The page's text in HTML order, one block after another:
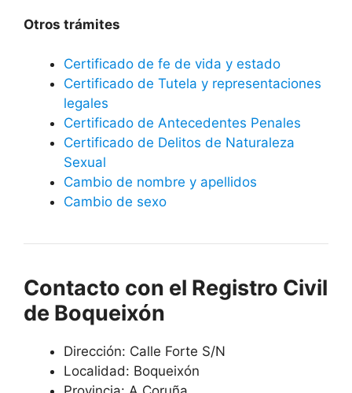
Otros trámites
Certificado de fe de vida y estado
Certificado de Tutela y representaciones
legales
Certificado de Antecedentes Penales
Certificado de Delitos de Naturaleza
Sexual
Cambio de nombre y apellidos
Cambio de sexo
Contacto con el Registro Civil
de Boqueixón
Dirección: Calle Forte S/N
Localidad: Boqueixón